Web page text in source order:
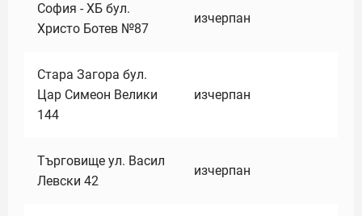
София - ХБ бул.
Христо Ботев №87
изчерпан
Стара Загора бул.
Цар Симеон Велики
144
изчерпан
Търговище ул. Васил
Левски 42
изчерпан